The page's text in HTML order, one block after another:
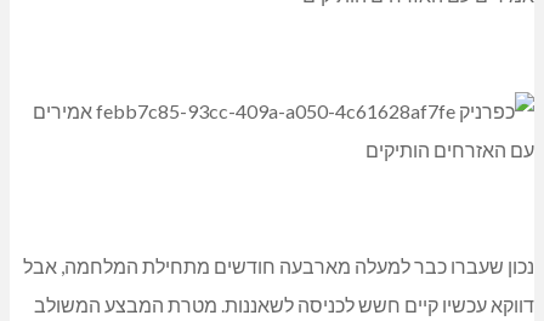
נכון שעברו כבר למעלה מארבעה חודשים מתחילת המלחמה, אבל
דווקא עכשיו קיים חשש לכניסה לשאננות. מטרת המבצע המשולב